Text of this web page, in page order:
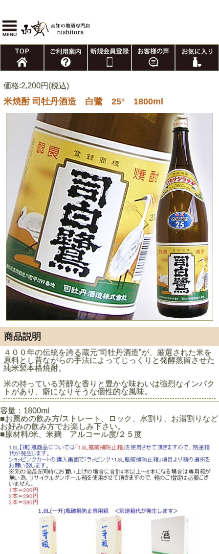
価格:2,200円(税込)
米焼酎 司牡丹酒造 白鷺 25° 1800ml
商品説明
４００年の伝統を誇る蔵元“司牡丹酒造”が、厳選された米を
原料とし昔ながらの手法によってじっくりと発酵蒸留させた
純米製本格焼酎。
米の持っている芳醇な香りと豊かな味わいは強烈なインパク
トがあり、癖になりそうな個性的な風味。
容量：1800ml
■お薦めの飲み方/ストレート、ロック、水割り、お湯割りなど
お好みの飲み方でお楽しみ下さい。
■原材料/米、米麹 アルコール度/２５度